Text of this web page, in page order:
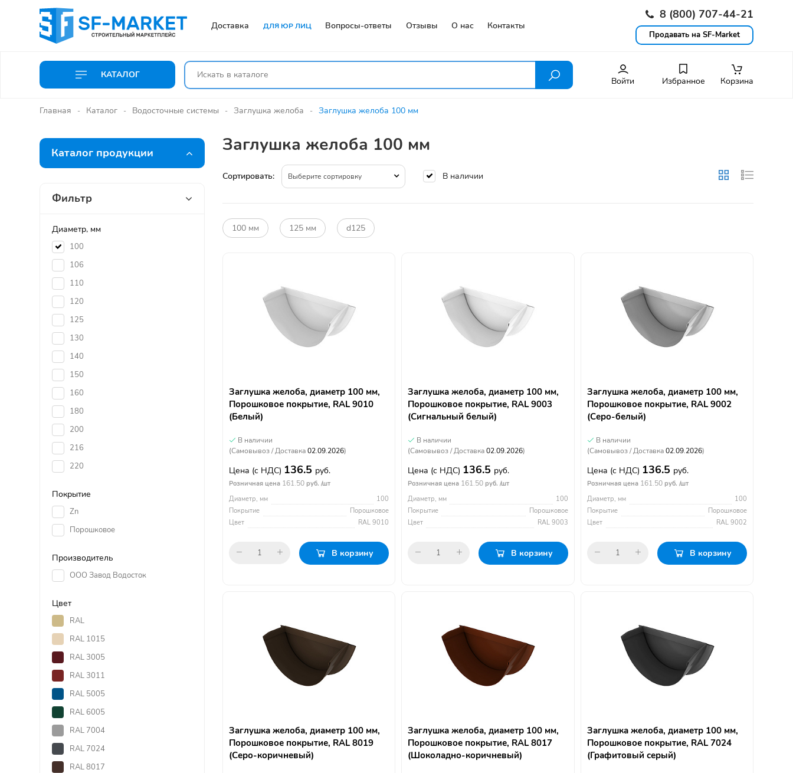
Доставка ДЛЯ ЮР ЛИЦ Вопросы-ответы Отзывы О нас Контакты
8 (800) 707-44-21
Продавать на SF-Market
КАТАЛОГ
Войти Избранное Корзина
Главная Каталог Водосточные системы Заглушка желоба Заглушка желоба 100 мм
Каталог продукции
Фильтр
Диаметр, мм
100
106
110
120
125
130
140
150
160
180
200
216
220
Покрытие
Zn
Порошковое
Производитель
ООО Завод Водосток
Цвет
RAL
RAL 1015
RAL 3005
RAL 3011
RAL 5005
RAL 6005
RAL 7004
RAL 7024
RAL 8017
Заглушка желоба 100 мм
Сортировать: Выберите сортировку В наличии
100 мм 125 мм d125
Заглушка желоба, диаметр 100 мм,
Порошковое покрытие, RAL 9010
(Белый)
В наличии
(Самовывоз / Доставка02.09.2026)
Цена (с НДС) 136.5 руб.
Розничная цена 161.50 руб. /шт
Диаметр, мм
100
Покрытие
Порошковое
Цвет
RAL 9010
В корзину
Заглушка желоба, диаметр 100 мм,
Порошковое покрытие, RAL 9003
(Сигнальный белый)
В наличии
(Самовывоз / Доставка02.09.2026)
Цена (с НДС) 136.5 руб.
Розничная цена 161.50 руб. /шт
Диаметр, мм
100
Покрытие
Порошковое
Цвет
RAL 9003
В корзину
Заглушка желоба, диаметр 100 мм,
Порошковое покрытие, RAL 9002
(Серо-белый)
В наличии
(Самовывоз / Доставка02.09.2026)
Цена (с НДС) 136.5 руб.
Розничная цена 161.50руб. /шт
Диаметр, мм
100
Покрытие
Порошковое
Цвет
RAL 9002
В корзину
Заглушка желоба, диаметр 100 мм,
Порошковое покрытие, RAL 8019
(Серо-коричневый)
Заглушка желоба, диаметр 100 мм,
Порошковое покрытие, RAL 8017
(Шоколадно-коричневый)
Заглушка желоба, диаметр 100 мм,
Порошковое покрытие, RAL 7024
(Графитовый серый)